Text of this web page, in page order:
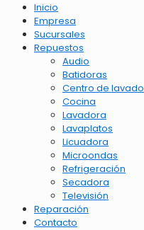
Inicio
Empresa
Sucursales
Repuestos
Audio
Batidoras
Centro de lavado
Cocina
Lavadora
Lavaplatos
Licuadora
Microondas
Refrigeración
Secadora
Televisión
Reparación
Contacto